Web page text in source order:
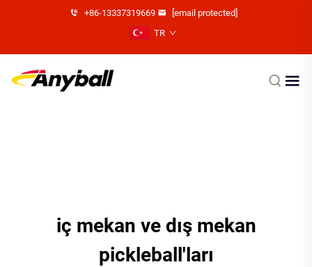
+86-13337319669
[email protected]
TR
iç mekan ve dış mekan
pickleball'ları